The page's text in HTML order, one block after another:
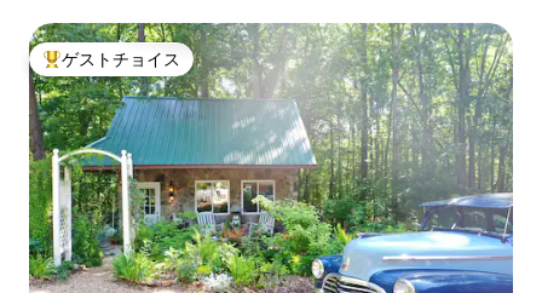
大好評のゲストチョイスです。
ゲストチョイス